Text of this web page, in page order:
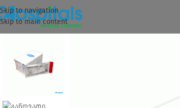
Skip to navigation
Skip to main content